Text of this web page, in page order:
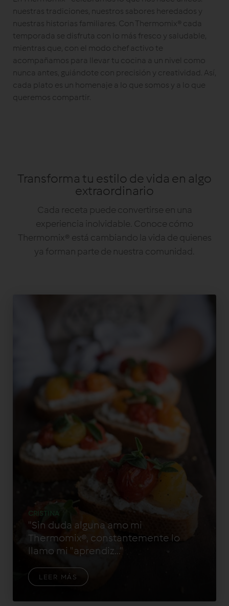
nuestras tradiciones, nuestros sabores heredados y
nuestras historias familiares. Con Thermomix® cada
temporada se disfruta con lo más fresco y saludable,
mientras que, con el modo chef activo te
acompañamos para llevar tu cocina a un nivel como
nunca antes, guiándote con precisión y creatividad. Así,
cada plato es un homenaje a lo que somos y a lo que
queremos compartir.
Transforma tu estilo de vida en algo
extraordinario
Cada receta puede convertirse en una
experiencia inolvidable. Conoce cómo
Thermomix® está cambiando la vida de quienes
ya forman parte de nuestra comunidad.
CRISTINA
"Sin duda alguna amo mi
Thermomix®, constantemente lo
llamo mi "aprendiz..."
LEER MÁS